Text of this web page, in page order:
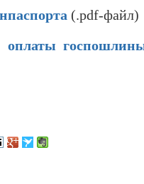
(.pdf-файл)
госпошлины